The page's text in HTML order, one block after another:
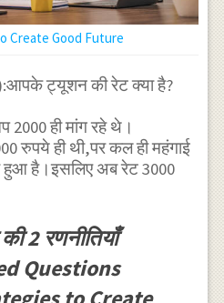
Create Good Future
ट्यूशन की रेट क्या है?
ही मांग रहे थे।
रुपये ही थी,पर कल ही महंगाई
हुआ है।इसलिए अब रेट 3000
2 रणनीतियाँ
Questions